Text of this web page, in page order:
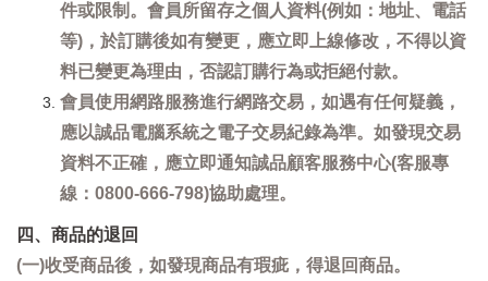
件或限制。會員所留存之個人資料(例如：地址、電話
等)，於訂購後如有變更，應立即上線修改，不得以資
料已變更為理由，否認訂購行為或拒絕付款。
會員使用網路服務進行網路交易，如遇有任何疑義，
應以誠品電腦系統之電子交易紀錄為準。如發現交易
資料不正確，應立即通知誠品顧客服務中心(客服專
線：0800-666-798)協助處理。
四、商品的退回
(一)收受商品後，如發現商品有瑕疵，得退回商品。